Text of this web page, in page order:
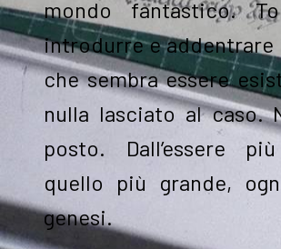
mondo fantastico.
introdurre e addentrare
che sembra essere
nulla lasciato al caso.
posto. Dall’essere
quello più grande,
genesi.